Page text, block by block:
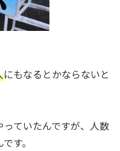
にもなるとかならないと
ていたんですが、人数
す。